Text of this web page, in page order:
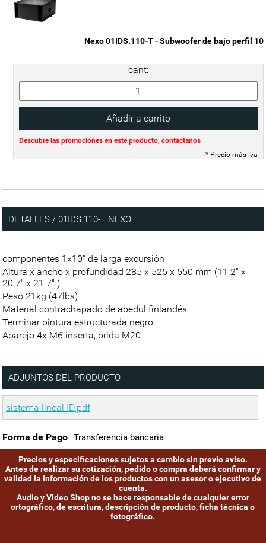
Nexo 01IDS.110-T - Subwoofer de bajo perfil 10
cant:
Descubre las promociones en este producto, contáctanos
* Precio más iva
DETALLES / 01IDS.110-T NEXO
componentes 1x10" de larga excursión
Altura x ancho x profundidad 285 x 525 x 550 mm (11.2" x
20.7" x 21.7" )
Peso 21kg (47lbs)
Material contrachapado de abedul finlandés
Terminar pintura estructurada negro
Aparejo 4x M6 inserta, brida M20
ADJUNTOS DEL PRODUCTO
sistema lineal ID.pdf
Forma de Pago Transferencia bancaria
Precios y especificaciones sujetos a cambio sin previo aviso.
Antes de realizar su cotización, pedido o compra deberá confirmar y
validad la información de los productos con un asesor o ejecutivo de
cuenta.
Audio y Video Shop no se hace responsable de cualquier error
ortográfico, de escritura, descripción de producto, ficha técnica o
fotográfico.